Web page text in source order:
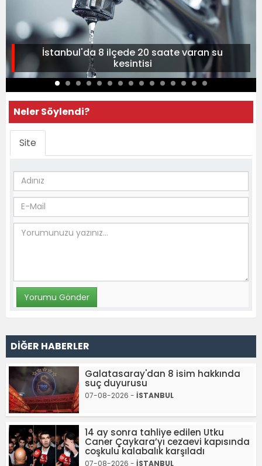
İstanbul'da 8 ilçede 20 saate varan su
kesintisi
Neler Söylendi?
Site
DİĞER HABERLER
Galatasaray'dan 8 isim hakkında
suç duyurusu
07-08-2026 - İSTANBUL
14 ay sonra tahliye edilen Utku
Caner Çaykara’yı cezaevi kapısında
coşkulu kalabalık karşıladı
07-08-2026 - İSTANBUL